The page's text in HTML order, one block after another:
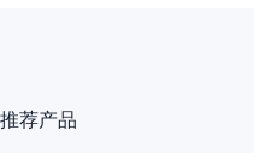
推荐产品